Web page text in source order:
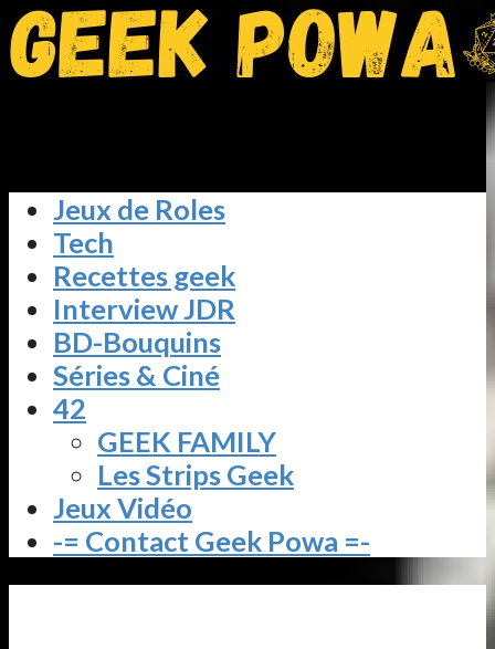
Jeux de Roles
Tech
Recettes geek
Interview JDR
BD-Bouquins
Séries & Ciné
42
GEEK FAMILY
Les Strips Geek
Jeux Vidéo
-= Contact Geek Powa =-